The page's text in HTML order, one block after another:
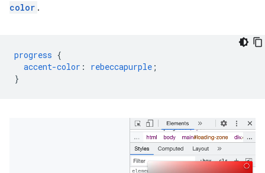
color .
progress {
accent-color : rebeccapurple ;
}